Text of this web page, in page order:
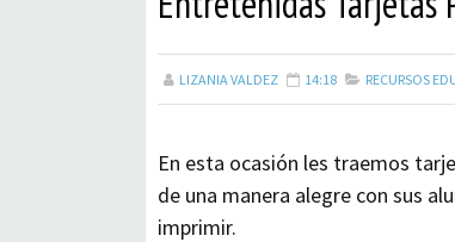
LIZANIA VALDEZ 14:18 RECURSOS
En esta ocasión les traemos
de una manera alegre con sus
imprimir.